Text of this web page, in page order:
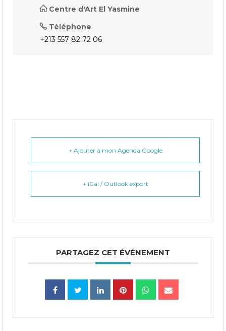
Centre d'Art El Yasmine
Téléphone
+213 557 82 72 06
+ Ajouter à mon Agenda Google
+ iCal / Outlook export
PARTAGEZ CET ÉVÉNEMENT